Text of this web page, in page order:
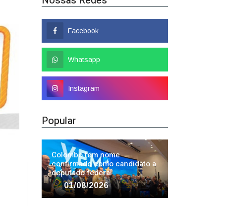
Facebook
Whatsapp
Instagram
Popular
Colombo tem nome
confirmado como candidato a
deputado federal
01/08/2026